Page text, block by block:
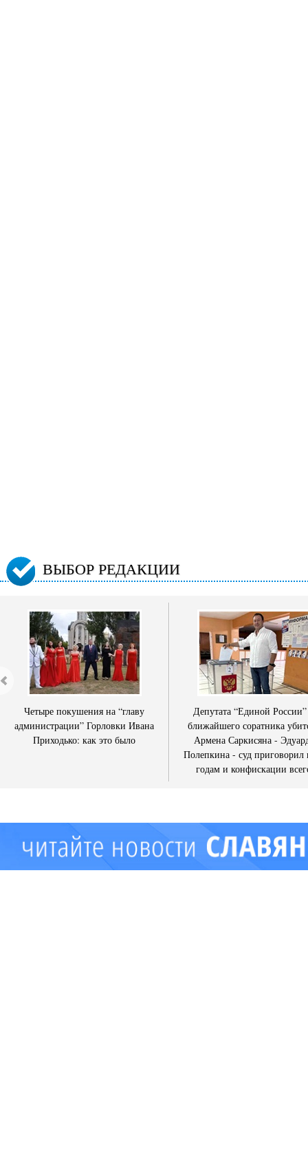
ВЫБОР РЕДАКЦИИ
Четыре покушения на “главу
администрации” Горловки Ивана
Приходько: как это было
Депутата “Единой
ближайшего соратника
Армена Саркисяна -
Полепкина - суд приговорил
годам и конфискации